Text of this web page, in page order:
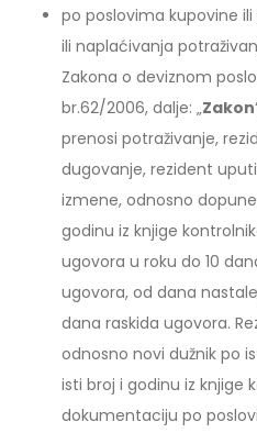
po poslovima kupovine
ili naplaćivanja
Zakona o deviznom
br.62/2006, dalje: „Zakon
prenosi potraživanje,
dugovanje, rezident
izmene, odnosno
godinu iz knjige
ugovora u roku do 10
ugovora, od dana
dana raskida ugovora.
odnosno novi dužnik po
isti broj i godinu iz knjige
dokumentaciju po